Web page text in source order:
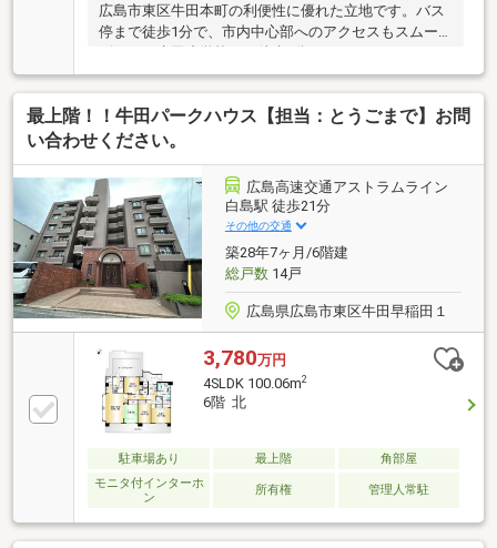
広島市東区牛田本町の利便性に優れた立地です。バス
停まで徒歩1分で、市内中心部へのアクセスもスムー
グストアも近隣に揃い、教育環境と生活利便性が両立
した環境です。住戸は南東向きの角部屋のため、日当
たり・通風ともに良好。室内はリフォーム歴があり、
特に浴室や洗面所などの水回りは丁寧に使われていら
バス「牛田本町」バス停 徒歩１分・アストラムライ
ン「牛田」駅・「白島」駅 徒歩11分・牛田小学校
徒歩4分・ウォンツ牛田旭店 徒歩1分・アルゾセレク
ト牛田店 徒歩2分
最上階！！牛田パークハウス【担当：とうごまで】お問
い合わせください。
広島高速交通アストラムライン
白島駅 徒歩21分
その他の交通
築28年7ヶ月/6階建
総戸数14戸
広島県広島市東区牛田早稲田１
3,780万円
4SLDK 100.06m2
6階 北
駐車場あり 最上階
角部屋
モニタ付インターホ
ン
所有権 管理人常駐